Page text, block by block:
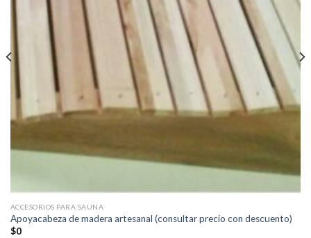
ACCESORIOS PARA SAUNA
Apoyacabeza de madera artesanal (consultar precio con descuento)
$0